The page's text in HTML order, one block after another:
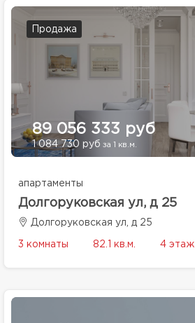
Продажа
89 056 333 руб
1 084 730 руб за 1 кв.м.
апартаменты
Долгоруковская ул, д 25
Долгоруковская ул, д 25
3 комнаты 82.1 кв.м. 4 этаж